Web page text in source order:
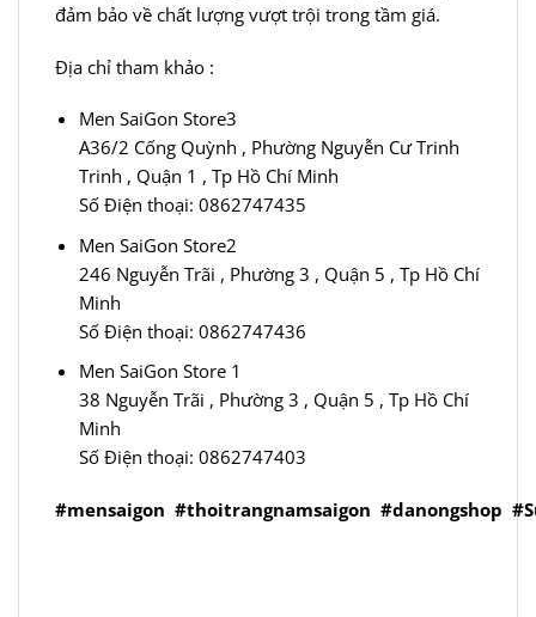
đảm bảo về chất lượng vượt trội trong tầm giá.
Địa chỉ tham khảo :
Men SaiGon Store3
A36/2 Cống Quỳnh , Phường Nguyễn Cư Trinh
Trinh , Quận 1 , Tp Hồ Chí Minh
Số Điện thoại: 0862747435
Men SaiGon Store2
246 Nguyễn Trãi , Phường 3 , Quận 5 , Tp Hồ Chí
Minh
Số Điện thoại: 0862747436
Men SaiGon Store 1
38 Nguyễn Trãi , Phường 3 , Quận 5 , Tp Hồ Chí
Minh
Số Điện thoại: 0862747403
#mensaigon #thoitrangnamsaigon #danongshop